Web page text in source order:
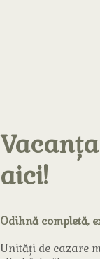
aici!
Odihnă completă,
Unități de cazare